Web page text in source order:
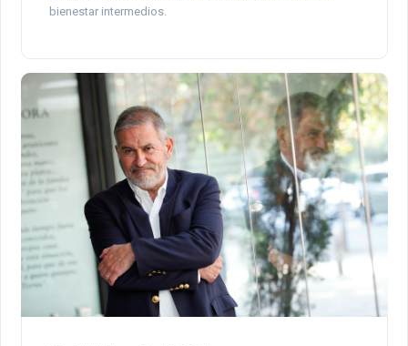
bienestar intermedios.